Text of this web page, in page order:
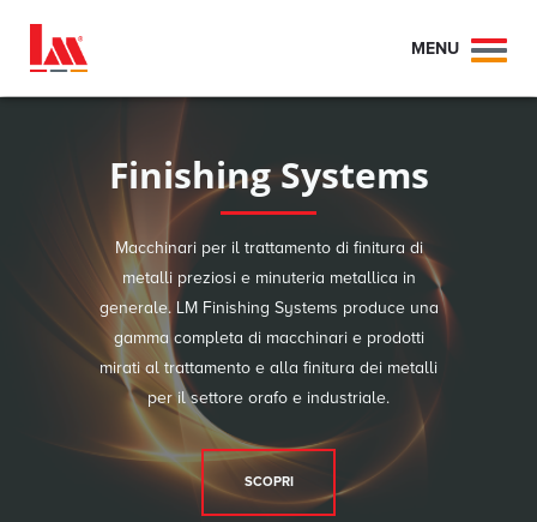
MENU
Toggle
Finishing Systems
Macchinari per il trattamento di finitura di
metalli preziosi e minuteria metallica in
generale. LM Finishing Systems produce una
gamma completa di macchinari e prodotti
mirati al trattamento e alla finitura dei metalli
per il settore orafo e industriale.
SCOPRI